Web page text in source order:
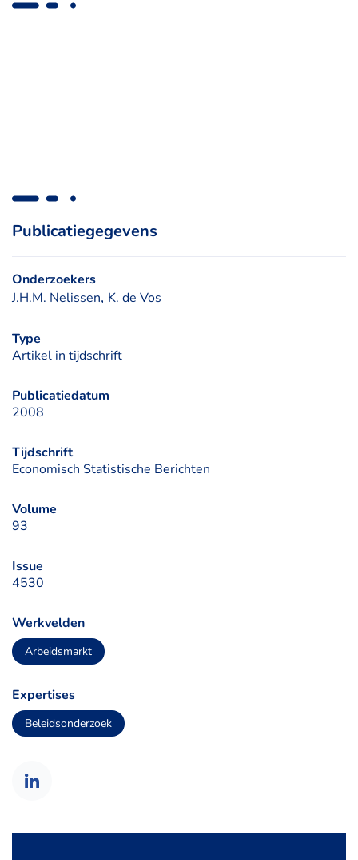
Publicatiegegevens
Onderzoekers
J.H.M. Nelissen, K. de Vos
Type
Artikel in tijdschrift
Publicatiedatum
2008
Tijdschrift
Economisch Statistische Berichten
Volume
93
Issue
4530
Werkvelden
Arbeidsmarkt
Expertises
Beleidsonderzoek